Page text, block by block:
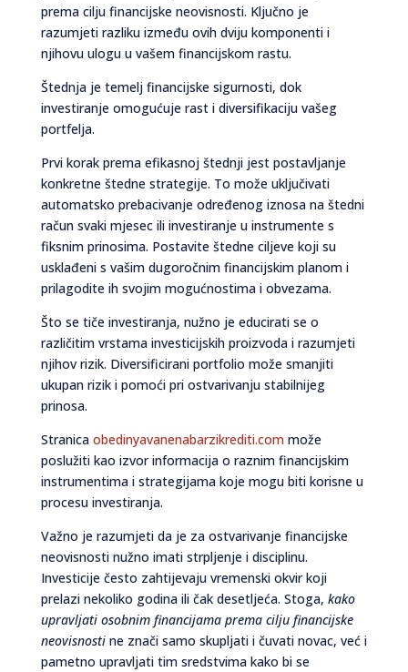
prema cilju financijske neovisnosti. Ključno je
razumjeti razliku između ovih dviju komponenti i
njihovu ulogu u vašem financijskom rastu.
Štednja je temelj financijske sigurnosti, dok
investiranje omogućuje rast i diversifikaciju vašeg
portfelja.
Prvi korak prema efikasnoj štednji jest postavljanje
konkretne štedne strategije. To može uključivati
automatsko prebacivanje određenog iznosa na štedni
račun svaki mjesec ili investiranje u instrumente s
fiksnim prinosima. Postavite štedne ciljeve koji su
usklađeni s vašim dugoročnim financijskim planom i
prilagodite ih svojim mogućnostima i obvezama.
Što se tiče investiranja, nužno je educirati se o
različitim vrstama investicijskih proizvoda i razumjeti
njihov rizik. Diversificirani portfolio može smanjiti
ukupan rizik i pomoći pri ostvarivanju stabilnijeg
prinosa.
Stranica obedinyavanenabarzikrediti.commože
poslužiti kao izvor informacija o raznim financijskim
instrumentima i strategijama koje mogu biti korisne u
procesu investiranja.
Važno je razumjeti da je za ostvarivanje financijske
neovisnosti nužno imati strpljenje i disciplinu.
Investicije često zahtijevaju vremenski okvir koji
prelazi nekoliko godina ili čak desetljeća. Stoga, kako
upravljati osobnim financijama prema cilju financijske
neovisnostine znači samo skupljati i čuvati novac, već i
pametno upravljati tim sredstvima kako bi se